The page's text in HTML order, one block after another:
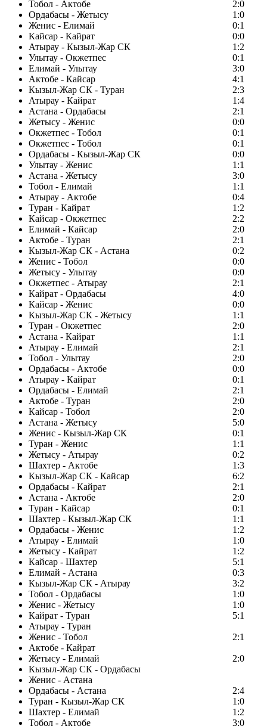
Тобол - Актобе
2:0
Ордабасы - Жетысу
1:0
Женис - Елимай
0:1
Кайсар - Кайрат
0:0
Атырау - Кызыл-Жар СК
1:2
Улытау - Окжетпес
0:1
Елимай - Улытау
3:0
Актобе - Кайсар
4:1
Кызыл-Жар СК - Туран
2:3
Атырау - Кайрат
1:4
Астана - Ордабасы
2:1
Жетысу - Женис
0:0
Окжетпес - Тобол
0:1
Окжетпес - Тобол
0:1
Ордабасы - Кызыл-Жар СК
0:0
Улытау - Женис
1:1
Астана - Жетысу
3:0
Тобол - Елимай
1:1
Атырау - Актобе
0:4
Туран - Кайрат
1:2
Кайсар - Окжетпес
2:2
Елимай - Кайсар
2:0
Актобе - Туран
2:1
Кызыл-Жар СК - Астана
0:2
Женис - Тобол
0:0
Жетысу - Улытау
0:0
Окжетпес - Атырау
2:1
Кайрат - Ордабасы
4:0
Кайсар - Женис
0:0
Кызыл-Жар СК - Жетысу
1:1
Туран - Окжетпес
2:0
Астана - Кайрат
1:1
Атырау - Елимай
2:1
Тобол - Улытау
2:0
Ордабасы - Актобе
0:0
Атырау - Кайрат
0:1
Ордабасы - Елимай
2:1
Актобе - Туран
2:0
Кайсар - Тобол
2:0
Астана - Жетысу
5:0
Женис - Кызыл-Жар СК
0:1
Туран - Женис
1:1
Жетысу - Атырау
0:2
Шахтер - Актобе
1:3
Кызыл-Жар СК - Кайсар
6:2
Ордабасы - Кайрат
2:1
Астана - Актобе
2:0
Туран - Кайсар
0:1
Шахтер - Кызыл-Жар СК
1:1
Ордабасы - Женис
1:2
Атырау - Елимай
1:0
Жетысу - Кайрат
1:2
Кайсар - Шахтер
5:1
Елимай - Астана
0:3
Кызыл-Жар СК - Атырау
3:2
Тобол - Ордабасы
1:0
Женис - Жетысу
1:0
Кайрат - Туран
5:1
Атырау - Туран
Женис - Тобол
2:1
Актобе - Кайрат
Жетысу - Елимай
2:0
Кызыл-Жар СК - Ордабасы
Женис - Астана
Ордабасы - Астана
2:4
Туран - Кызыл-Жар СК
1:0
Шахтер - Елимай
1:2
Тобол - Актобе
3:0